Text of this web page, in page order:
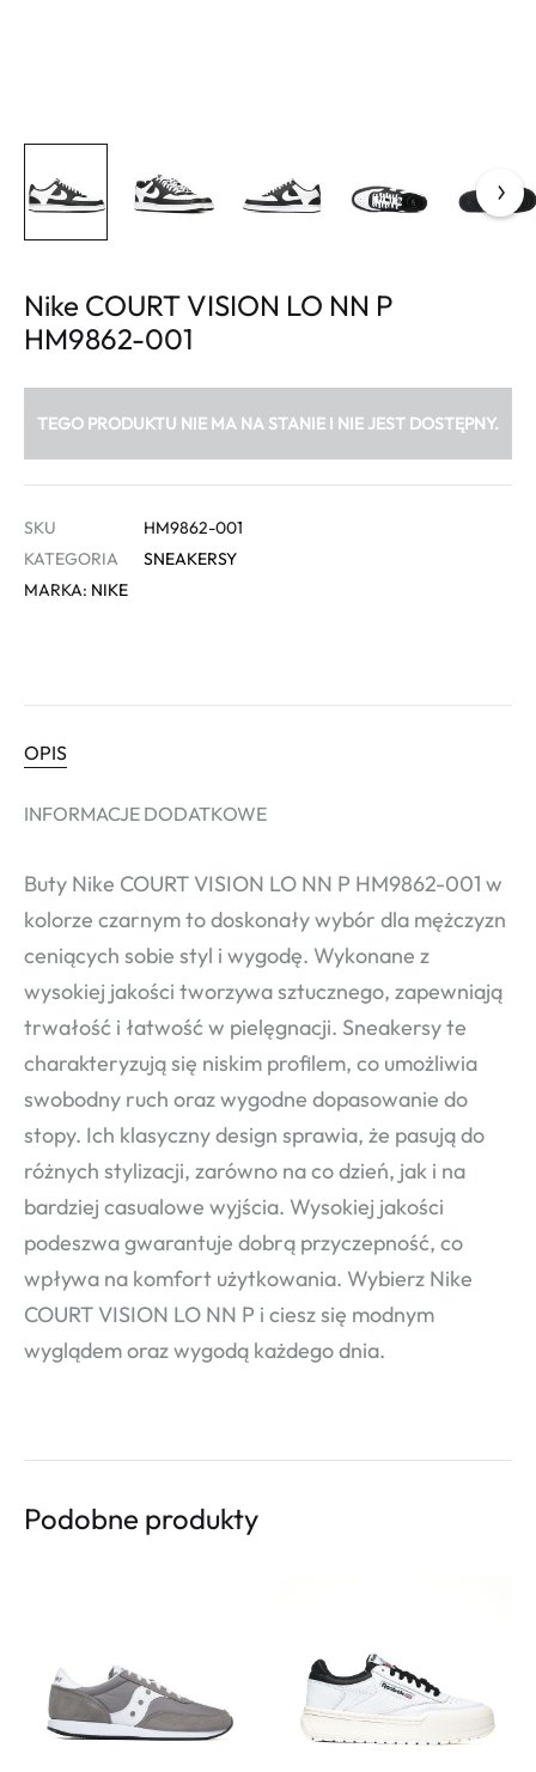
Nike COURT VISION LO NN P
HM9862-001
TEGO PRODUKTU NIE MA NA STANIE I NIE JEST DOSTĘPNY.
SKU
HM9862-001
KATEGORIA
SNEAKERSY
MARKA: NIKE
OPIS
INFORMACJE DODATKOWE
Buty Nike COURT VISION LO NN P HM9862-001 w
kolorze czarnym to doskonały wybór dla mężczyzn
ceniących sobie styl i wygodę. Wykonane z
wysokiej jakości tworzywa sztucznego, zapewniają
trwałość i łatwość w pielęgnacji. Sneakersy te
charakteryzują się niskim profilem, co umożliwia
swobodny ruch oraz wygodne dopasowanie do
stopy. Ich klasyczny design sprawia, że pasują do
różnych stylizacji, zarówno na co dzień, jak i na
bardziej casualowe wyjścia. Wysokiej jakości
podeszwa gwarantuje dobrą przyczepność, co
wpływa na komfort użytkowania. Wybierz Nike
COURT VISION LO NN P i ciesz się modnym
wyglądem oraz wygodą każdego dnia.
Podobne produkty